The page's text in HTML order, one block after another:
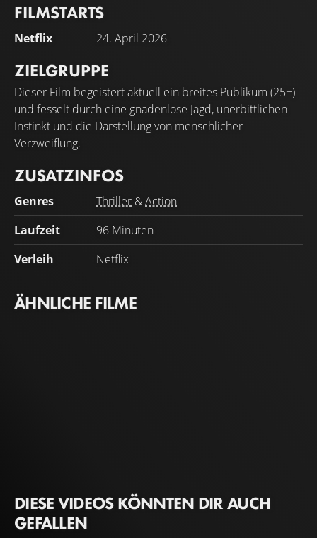
Charlize Theron
Sasha
FILMSTARTS
Netflix 24. April 2026
ZIELGRUPPE
Dieser Film begeistert aktuell ein breites Publikum (25+)
und fesselt durch eine gnadenlose Jagd, unerbittlichen
Instinkt und die Darstellung von menschlicher
Verzweiflung.
ZUSATZINFOS
Genres Thriller &Action
Laufzeit
96 Minuten
Verleih
Netflix
ÄHNLICHE FILME
DIESE VIDEOS KÖNNTEN DIR AUCH
GEFALLEN